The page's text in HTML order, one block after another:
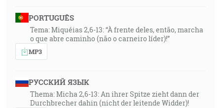
PORTUGUÊS
Tema: Miquéias 2,6-13: “À frente deles, então, marcha
o que abre caminho (não o carneiro líder)!”
MP3
РУССКИЙ ЯЗЫК
Thema: Micha 2,6-13: An ihrer Spitze zieht dann der
Durchbrecher dahin (nicht der leitende Widder)!